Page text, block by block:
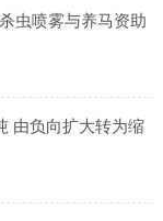
虫喷雾与养马资助
由负向扩大转为缩